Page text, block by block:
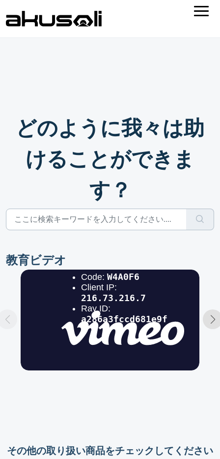
どのように我々は助
けることができま
す？
教育ビデオ
その他の取り扱い商品をチェックしてください